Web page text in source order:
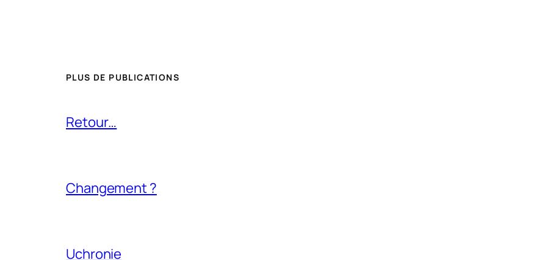
PLUS DE PUBLICATIONS
Retour…
Changement ?
Uchronie